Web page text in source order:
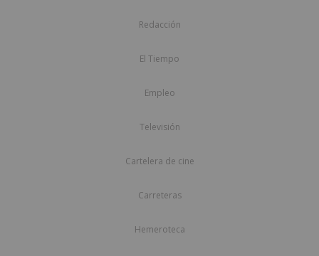
Redacción
El Tiempo
Empleo
Televisión
Cartelera de cine
Carreteras
Hemeroteca